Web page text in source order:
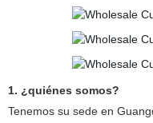
1. ¿quiénes somos?
Tenemos su sede en